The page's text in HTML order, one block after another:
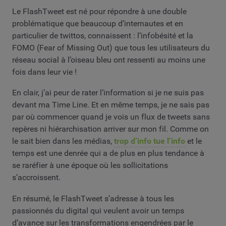
Le FlashTweet est né pour répondre à une double
problématique que beaucoup d’internautes et en
particulier de twittos, connaissent : l’infobésité et la
FOMO (Fear of Missing Out) que tous les utilisateurs du
réseau social à l’oiseau bleu ont ressenti au moins une
fois dans leur vie !
En clair, j’ai peur de rater l’information si je ne suis pas
devant ma Time Line. Et en même temps, je ne sais pas
par où commencer quand je vois un flux de tweets sans
repères ni hiérarchisation arriver sur mon fil. Comme on
le sait bien dans les médias, trop d’info tue l’info et le
temps est une denrée qui a de plus en plus tendance à
se raréfier à une époque où les sollicitations
s’accroissent.
En résumé, le FlashTweet s’adresse à tous les
passionnés du digital qui veulent avoir un temps
d’avance sur les transformations engendrées par le